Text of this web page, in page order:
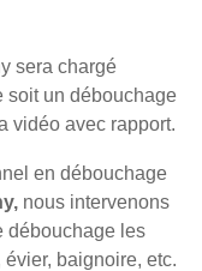
sera chargé
soit un débouchage
vidéo avec rapport.
en débouchage
nous intervenons
débouchage les
baignoire, etc.